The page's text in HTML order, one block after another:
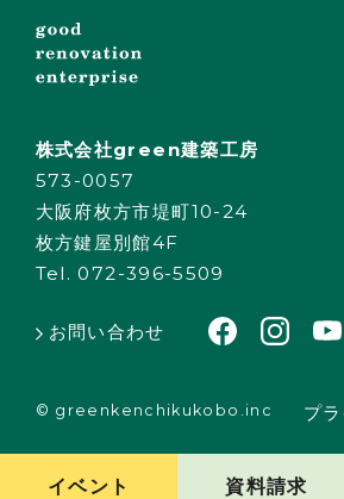
イベント 資料請求
株式会社green建築工房
573-0057
大阪府枚方市堤町10-24
枚方鍵屋別館4F
Tel. 072-396-5509
お問い合わせ
© greenkenchikukobo.inc プ